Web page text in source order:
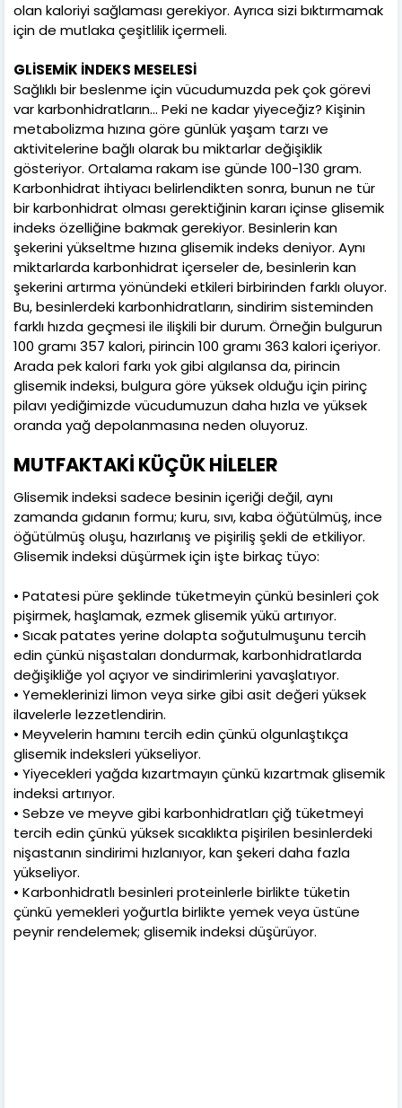
olan kaloriyi sağlaması gerekiyor. Ayrıca sizi bıktırmamak
için de mutlaka çeşitlilik içermeli.
GLİSEMİK İNDEKS MESELESİ
Sağlıklı bir beslenme için vücudumuzda pek çok görevi
var karbonhidratların... Peki ne kadar yiyeceğiz? Kişinin
metabolizma hızına göre günlük yaşam tarzı ve
aktivitelerine bağlı olarak bu miktarlar değişiklik
gösteriyor. Ortalama rakam ise günde 100-130 gram.
Karbonhidrat ihtiyacı belirlendikten sonra, bunun ne tür
bir karbonhidrat olması gerektiğinin kararı içinse glisemik
indeks özelliğine bakmak gerekiyor. Besinlerin kan
şekerini yükseltme hızına glisemik indeks deniyor. Aynı
miktarlarda karbonhidrat içerseler de, besinlerin kan
şekerini artırma yönündeki etkileri birbirinden farklı oluyor.
Bu, besinlerdeki karbonhidratların, sindirim sisteminden
farklı hızda geçmesi ile ilişkili bir durum. Örneğin bulgurun
100 gramı 357 kalori, pirincin 100 gramı 363 kalori içeriyor.
Arada pek kalori farkı yok gibi algılansa da, pirincin
glisemik indeksi, bulgura göre yüksek olduğu için pirinç
pilavı yediğimizde vücudumuzun daha hızla ve yüksek
oranda yağ depolanmasına neden oluyoruz.
MUTFAKTAKİ KÜÇÜK HİLELER
Glisemik indeksi sadece besinin içeriği değil, aynı
zamanda gıdanın formu; kuru, sıvı, kaba öğütülmüş, ince
öğütülmüş oluşu, hazırlanış ve pişiriliş şekli de etkiliyor.
Glisemik indeksi düşürmek için işte birkaç tüyo:
• Patatesi püre şeklinde tüketmeyin çünkü besinleri çok
pişirmek, haşlamak, ezmek glisemik yükü artırıyor.
• Sıcak patates yerine dolapta soğutulmuşunu tercih
edin çünkü nişastaları dondurmak, karbonhidratlarda
değişikliğe yol açıyor ve sindirimlerini yavaşlatıyor.
• Yemeklerinizi limon veya sirke gibi asit değeri yüksek
ilavelerle lezzetlendirin.
• Meyvelerin hamını tercih edin çünkü olgunlaştıkça
glisemik indeksleri yükseliyor.
• Yiyecekleri yağda kızartmayın çünkü kızartmak glisemik
indeksi artırıyor.
• Sebze ve meyve gibi karbonhidratları çiğ tüketmeyi
tercih edin çünkü yüksek sıcaklıkta pişirilen besinlerdeki
nişastanın sindirimi hızlanıyor, kan şekeri daha fazla
yükseliyor.
• Karbonhidratlı besinleri proteinlerle birlikte tüketin
çünkü yemekleri yoğurtla birlikte yemek veya üstüne
peynir rendelemek; glisemik indeksi düşürüyor.